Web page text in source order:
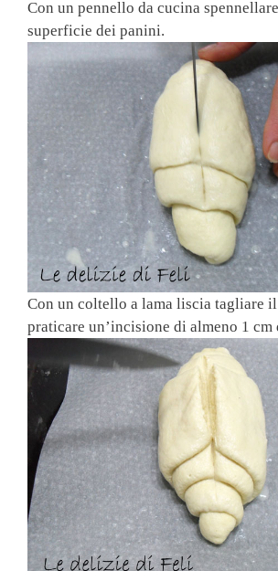
Con un pennello da cucina
superficie dei panini.
Con un coltello a lama liscia tagliare
praticare un’incisione di almeno 1